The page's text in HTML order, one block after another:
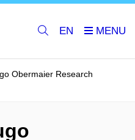
EN
Obermaier Research